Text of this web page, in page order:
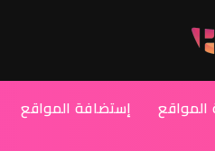
المواقع إستضافة المواقع